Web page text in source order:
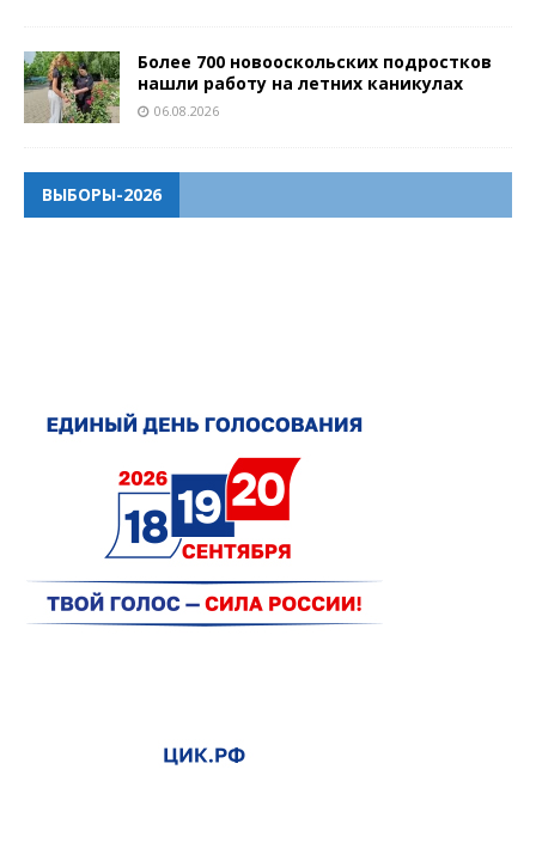
Более 700 новооскольских подростков
нашли работу на летних каникулах
06.08.2026
ВЫБОРЫ-2026